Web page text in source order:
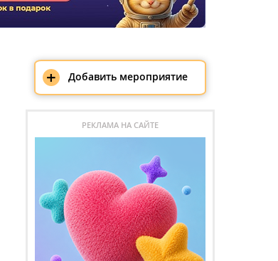
+ Добавить мероприятие
РЕКЛАМА НА САЙТЕ